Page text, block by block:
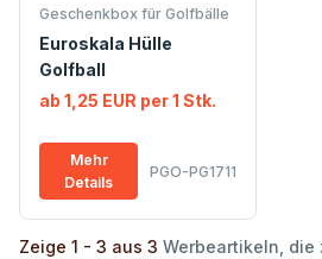
Geschenkbox für Golfbälle
Euroskala Hülle
Golfball
ab 1,25 EUR per 1 Stk.
Mehr
Details
PGO-PG1711
Zeige 1 - 3 aus 3 Werbeartikeln, die